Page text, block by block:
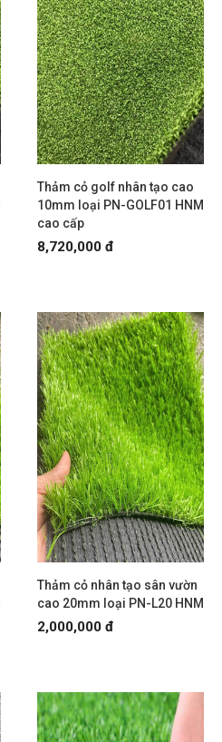
Thảm cỏ golf nhân tạo cao
10mm loại PN-GOLF01 HNM
cao cấp
8,720,000 đ
Thảm cỏ nhân tạo sân vườn
cao 20mm loại PN-L20 HNM
2,000,000 đ